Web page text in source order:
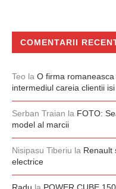
COMENTARII
Teo la O firma
intermediul careia clientii
Serban Traian la FOTO:
model al marcii
Nisipasu Tiberiu la Renault
electrice